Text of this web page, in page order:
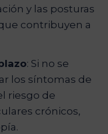
y las posturas
contribuyen a
: Si no se
los síntomas de
riesgo de
crónicos,